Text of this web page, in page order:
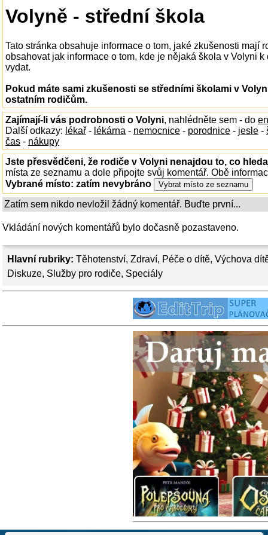
Hlavní rubriky: Těhotenství, Zdraví, Péče o dítě, Výchova
Diskuze, Služby pro rodiče, Speciály
Volyně - střední škola
Tato stránka obsahuje informace o tom, jaké zkušenosti mají
obsahovat jak informace o tom, kde je nějaká škola v Volyni
vydat.
Pokud máte sami zkušenosti se středními školami v
ostatním rodičům.
Zajímají-li vás podrobnosti o Volyni, nahlédněte sem - do
Další odkazy: lékař - lékárna - nemocnice - porodnice - jesle -
čas - nákupy
Jste přesvědčeni, že rodiče v Volyni nenajdou to, co
místa ze seznamu a dole připojte svůj komentář. Obě
Vybrané místo: zatím nevybráno
Zatím sem nikdo nevložil žádný komentář. Buďte první...
Vkládání nových komentářů bylo dočasně pozastaveno.